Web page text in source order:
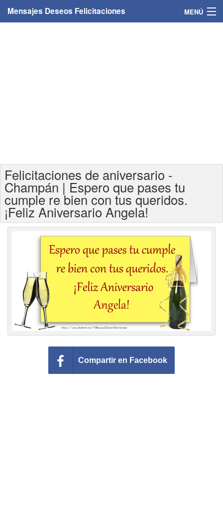
Mensajes Deseos Felicitaciones MENÚ
Felicitaciones para años
Felicitaciones días de la semana
Felicitaciones días del año
Felicitaciones musicales
Felicitaciones de aniversario -
Champán | Espero que pases tu
cumple re bien con tus queridos.
¡Feliz Aniversario Angela!
Compartir en Facebook